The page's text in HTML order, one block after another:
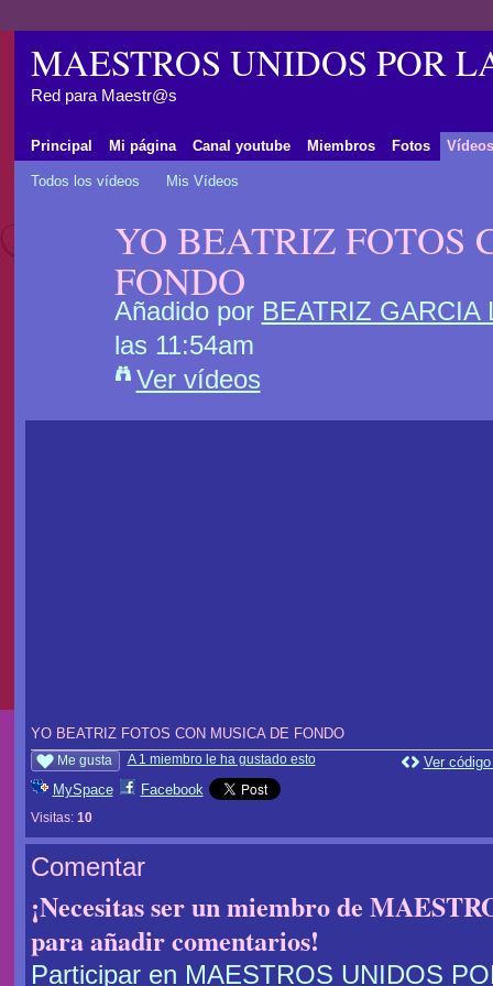
MAESTROS UNIDOS POR
Red para Maestr@s
Principal Mi página Canal youtube Miembros Fotos Vídeos
Todos los vídeos Mis Vídeos
YO BEATRIZ FOTOS
FONDO
Añadido por BEATRIZ GARCIA
las 11:54am
Ver vídeos
YO BEATRIZ FOTOS CON MUSICA DE FONDO
Me gusta A 1 miembro le ha gustado esto
MySpace Facebook
Visitas: 10
Ver
Comentar
¡Necesitas ser un miembro de
para añadir comentarios!
Participar en MAESTROS UNIDOS